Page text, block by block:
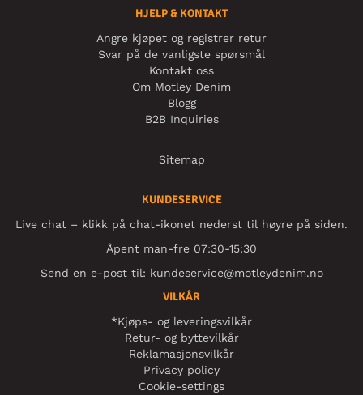
HJELP & KONTAKT
Angre kjøpet og registrer retur
Svar på de vanligste spørsmål
Kontakt oss
Om Motley Denim
Blogg
B2B Inquiries
Sitemap
KUNDESERVICE
Live chat – klikk på chat-ikonet nederst til høyre på siden.
Åpent man-fre 07:30-15:30
Send en e-post til: kundeservice@motleydenim.no
VILKÅR
*Kjøps- og leveringsvilkår
Retur- og byttevilkår
Reklamasjonsvilkår
Privacy policy
Cookie-settings